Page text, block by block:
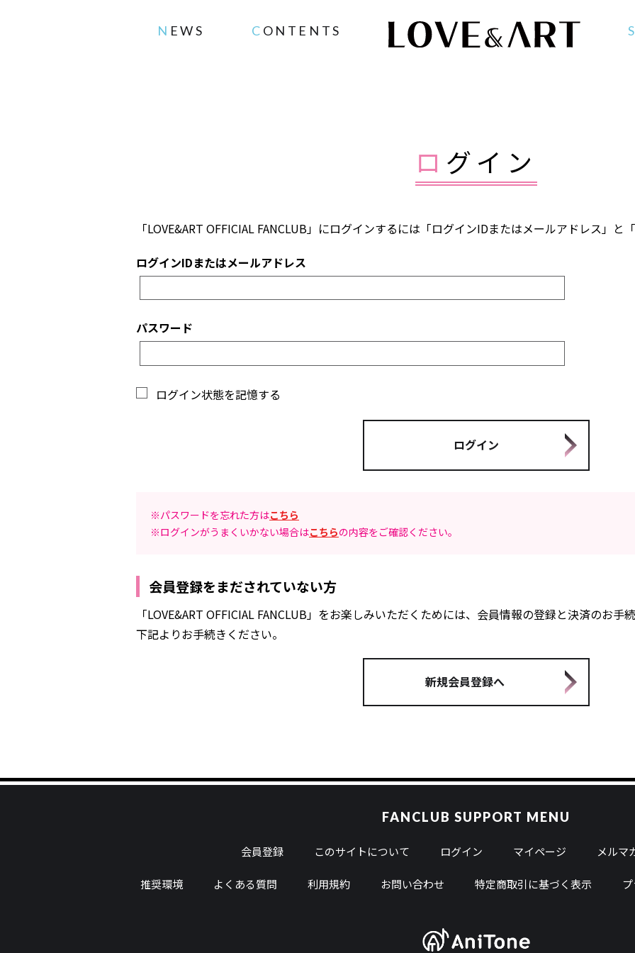
NEWS CONTENTS
ログイン
「LOVE&ART OFFICIAL FANCLUB」にログインするには「ログインIDまたはメールアドレス」と
ログインIDまたはメールアドレス
パスワード
ログイン状態を記憶する
※パスワードを忘れた方はこちら
※ログインがうまくいかない場合はこちらの内容をご確認ください。
会員登録をまだされていない方
「LOVE&ART OFFICIAL FANCLUB」をお楽しみいただくためには、会員情報の登録と決済のお手
下記よりお手続きください。
新規会員登録へ
FANCLUB SUPPORT MENU
会員登録 このサイトについて ログイン マイページ メルマ
推奨環境 よくある質問 利用規約 お問い合わせ 特定商取引に基づく表示